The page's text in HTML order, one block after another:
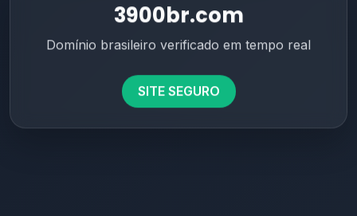
3900br.com
Domínio brasileiro verificado em tempo real
SITE SEGURO